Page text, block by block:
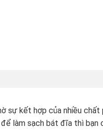
sự kết hợp của nhiều chất
để làm sạch bát đĩa thì bạn